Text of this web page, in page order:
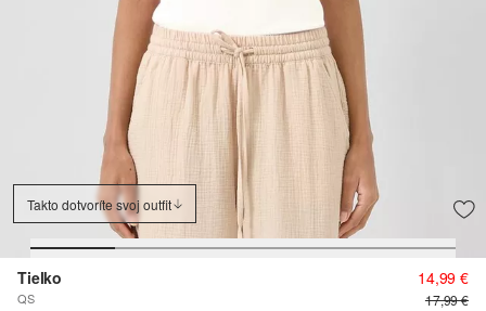
Takto dotvoríte svoj outfit
Tielko
QS
14,99 €
17,99 €